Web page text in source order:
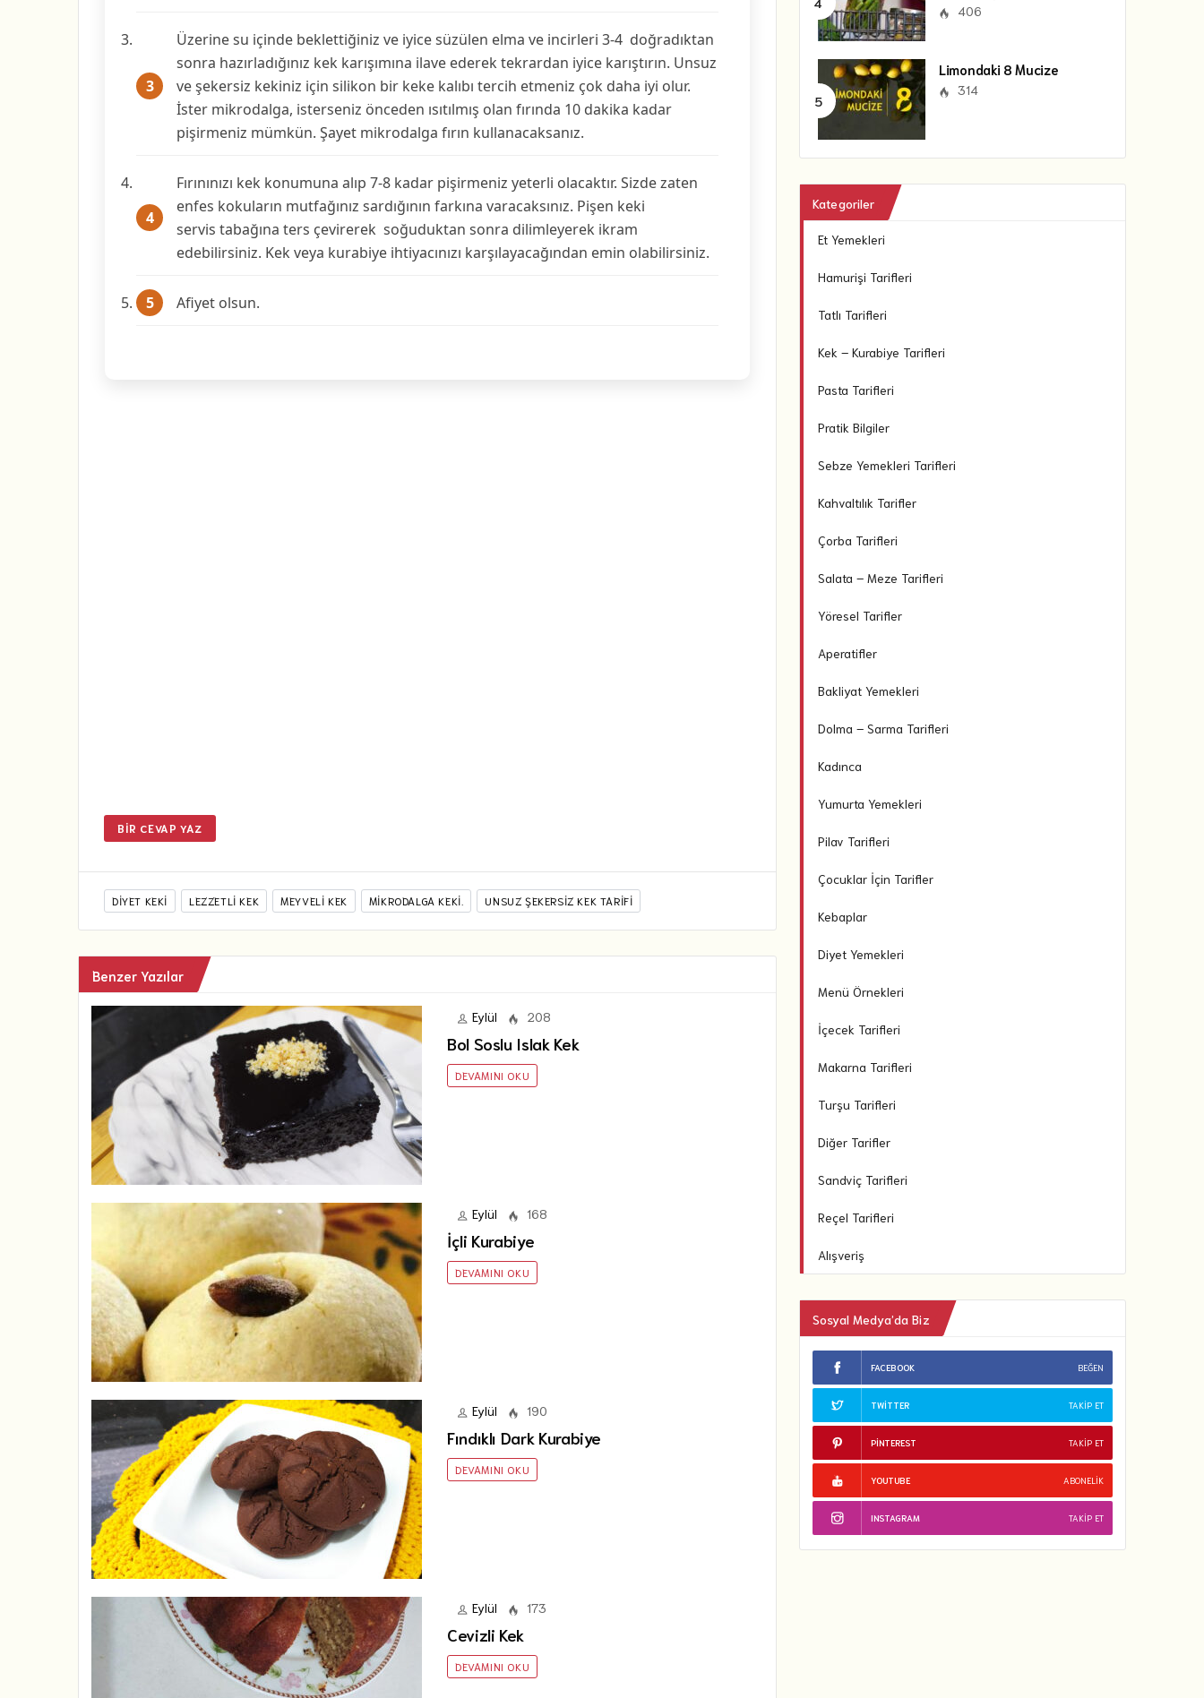
Üzerine su içinde beklettiğiniz ve iyice süzülen elma ve incirleri 3-4 doğradıktan
sonra hazırladığınız kek karışımına ilave ederek tekrardan iyice karıştırın. Unsuz
ve şekersiz kekiniz için silikon bir keke kalıbı tercih etmeniz çok daha iyi olur.
İster mikrodalga, isterseniz önceden ısıtılmış olan fırında 10 dakika kadar
pişirmeniz mümkün. Şayet mikrodalga fırın kullanacaksanız.
Fırınınızı kek konumuna alıp 7-8 kadar pişirmeniz yeterli olacaktır. Sizde zaten
enfes kokuların mutfağınız sardığının farkına varacaksınız. Pişen keki
servis tabağına ters çevirerek soğuduktan sonra dilimleyerek ikram
edebilirsiniz. Kek veya kurabiye ihtiyacınızı karşılayacağından emin olabilirsiniz.
Afiyet olsun.
BIR CEVAP YAZ
DIYET KEKI LEZZETLI KEK MEYVELI KEK MIKRODALGA KEKI. UNSUZ ŞEKERSIZ KEK TARIFI
Benzer Yazılar
Eylül 208
Bol Soslu Islak Kek
DEVAMINI OKU
Eylül 168
İçli Kurabiye
DEVAMINI OKU
Eylül 190
Fındıklı Dark Kurabiye
DEVAMINI OKU
Eylül 173
Cevizli Kek
DEVAMINI OKU
406
Limondaki 8 Mucize
314
Kategoriler
Et Yemekleri
Hamurişi Tarifleri
Tatlı Tarifleri
Kek – Kurabiye Tarifleri
Pasta Tarifleri
Pratik Bilgiler
Sebze Yemekleri Tarifleri
Kahvaltılık Tarifler
Çorba Tarifleri
Salata – Meze Tarifleri
Yöresel Tarifler
Aperatifler
Bakliyat Yemekleri
Dolma – Sarma Tarifleri
Kadınca
Yumurta Yemekleri
Pilav Tarifleri
Çocuklar İçin Tarifler
Kebaplar
Diyet Yemekleri
Menü Örnekleri
İçecek Tarifleri
Makarna Tarifleri
Turşu Tarifleri
Diğer Tarifler
Sandviç Tarifleri
Reçel Tarifleri
Alışveriş
Sosyal Medya’da Biz
FACEBOOK BEĞEN
TWITTER TAKIP ET
PINTEREST TAKIP ET
YOUTUBE ABONELIK
INSTAGRAM TAKIP ET